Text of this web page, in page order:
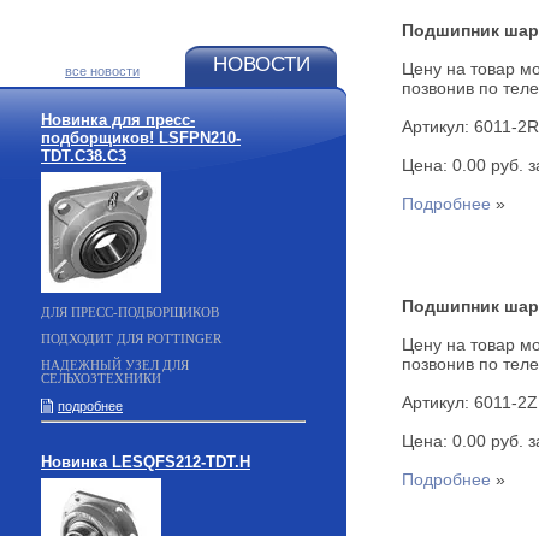
Подшипник
Цену на товар
позвонив по
Артикул: 6011-
Цена: 0.00 руб.
Подробнее »
Подшипник
Цену на товар
позвонив по
Артикул: 6011-2Z
Цена: 0.00 руб.
Подробнее »
НОВОСТИ
все новости
Новинка для пресс-
подборщиков! LSFPN210-
TDT.C38.C3
ДЛЯ ПРЕСС-ПОДБОРЩИКОВ
ПОДХОДИТ ДЛЯ POTTINGER
НАДЕЖНЫЙ УЗЕЛ ДЛЯ
СЕЛЬХОЗТЕХНИКИ
подробнее
Новинка LESQFS212-TDT.H